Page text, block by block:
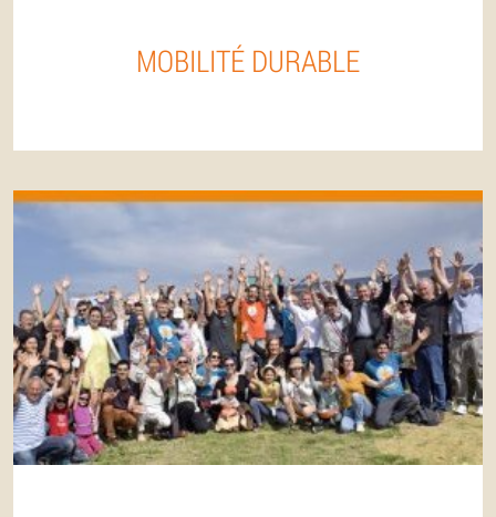
MOBILITÉ DURABLE